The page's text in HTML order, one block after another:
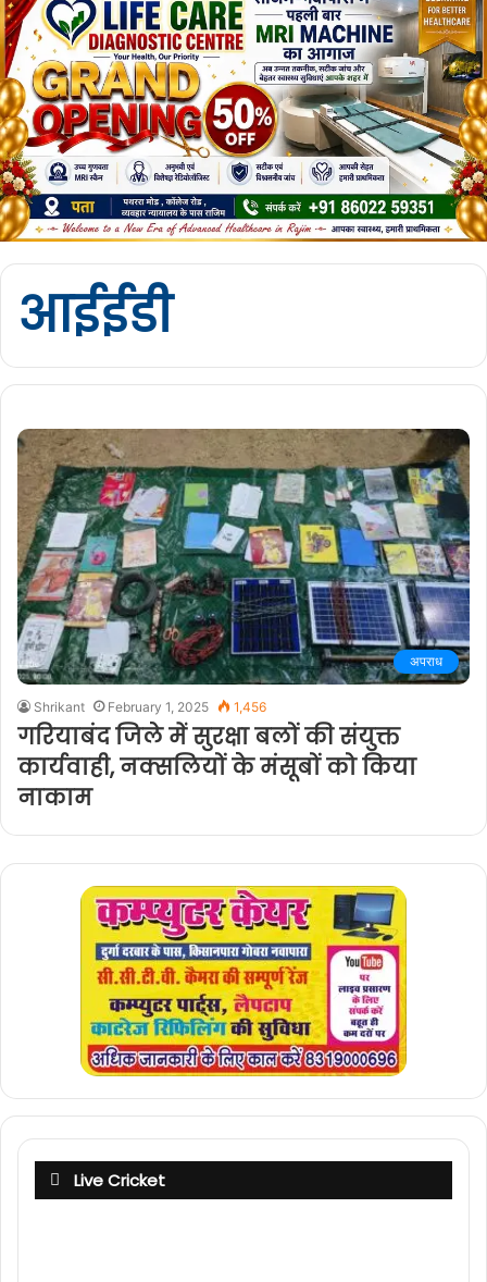
आईईडी
अपराध
Shrikant February 1, 2025 1,456
गरियाबंद जिले में सुरक्षा बलों की संयुक्त
कार्यवाही, नक्सलियों के मंसूबों को किया
नाकाम
Live Cricket